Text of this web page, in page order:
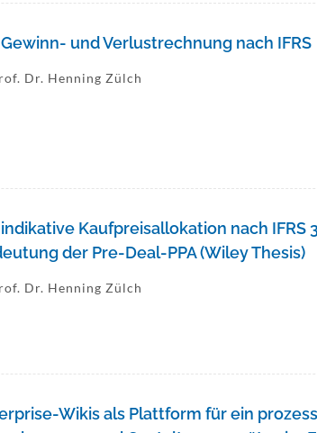
und Verlustrechnung nach IFRS
Dr. Henning Zülch
Kaufpreisallokation nach IFRS
der Pre-Deal-PPA (Wiley Thesis)
Dr. Henning Zülch
Wikis als Plattform für ein